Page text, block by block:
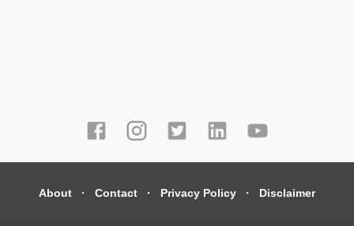
About Contact Privacy Policy Disclaimer